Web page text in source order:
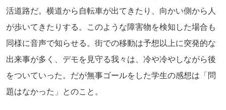
活道路だ。横道から自転車が出てきたり、向かい側から人
が歩いてきたりする。このような障害物を検知した場合も
同様に音声で知らせる。街での移動は予想以上に突発的な
出来事が多く、デモを見守る我々は、冷や冷やしながら後
をついていった。だが無事ゴールをした学生の感想は「問
題はなかった」とのこと。